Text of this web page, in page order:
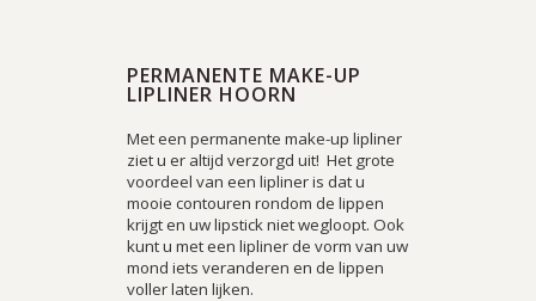
PERMANENTE MAKE-UP
LIPLINER HOORN
Met een permanente make-up lipliner
ziet u er altijd verzorgd uit! Het grote
voordeel van een lipliner is dat u
mooie contouren rondom de lippen
krijgt en uw lipstick niet wegloopt. Ook
kunt u met een lipliner de vorm van uw
mond iets veranderen en de lippen
voller laten lijken.